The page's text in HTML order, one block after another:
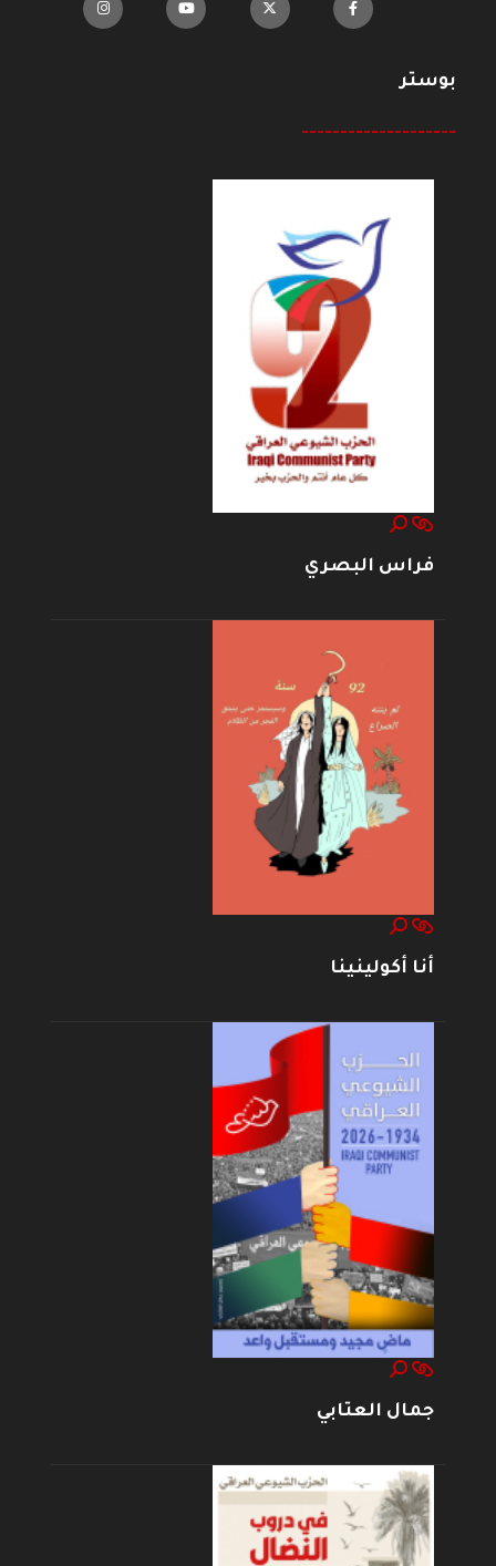
بوستر
--------------------
فراس البصري
أنا أكولينينا
جمال العتابي